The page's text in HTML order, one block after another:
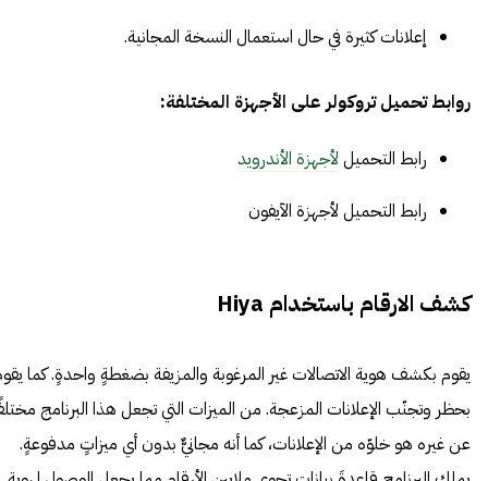
إعلانات كثيرة في حال استعمال النسخة المجانية.
روابط تحميل تروكولر على الأجهزة المختلفة:
رابط التحميل لأجهزة الأندرويد
رابط التحميل لأجهزة الآيفون
كشف الارقام باستخدام Hiya
يقوم بكشف هوية الاتصالات غير المرغوبة والمزيفة بضغطةٍ واحدةٍ. كما
بحظر وتجنّب الإعلانات المزعجة. من الميزات التي تجعل هذا البرنامج
عن غيره هو خلوّه من الإعلانات، كما أنه مجانيٌّ بدون أي ميزاتٍ مدفوعةٍ.